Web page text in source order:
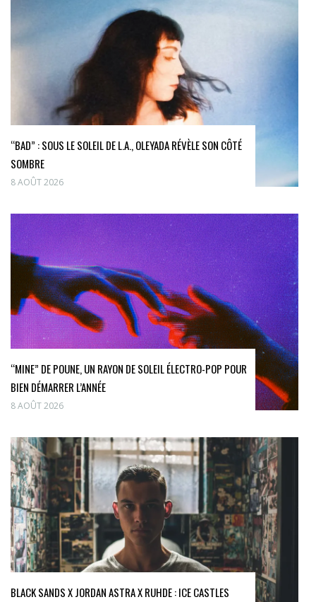
“BAD” : SOUS LE SOLEIL DE L.A., OLEYADA RÉVÈLE SON CÔTÉ
SOMBRE
8 AOÛT 2026
“MINE” DE POUNE, UN RAYON DE SOLEIL ÉLECTRO-POP POUR
BIEN DÉMARRER L’ANNÉE
8 AOÛT 2026
BLACK SANDS X JORDAN ASTRA X RUHDE : ICE CASTLES